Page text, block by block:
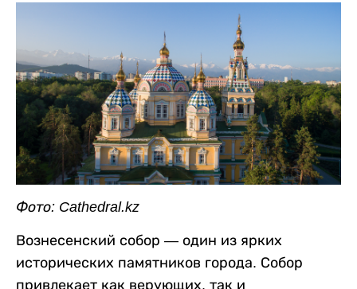
Фото: Cathedral.kz
Вознесенский собор — один из ярких
исторических памятников города. Собор
привлекает как верующих, так и